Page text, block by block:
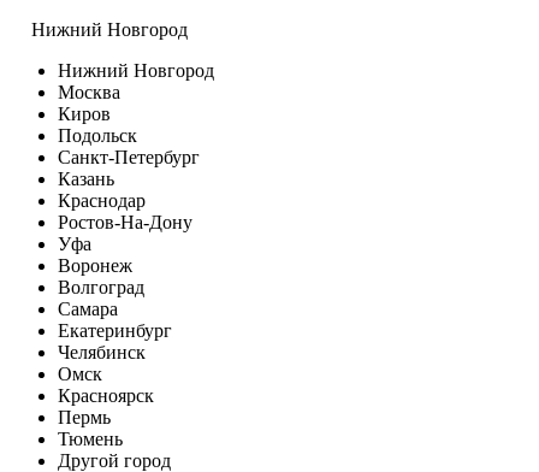
Нижний Новгород
Нижний Новгород
Москва
Киров
Подольск
Санкт-Петербург
Казань
Краснодар
Ростов-На-Дону
Уфа
Воронеж
Волгоград
Самара
Екатеринбург
Челябинск
Омск
Красноярск
Пермь
Тюмень
Другой город